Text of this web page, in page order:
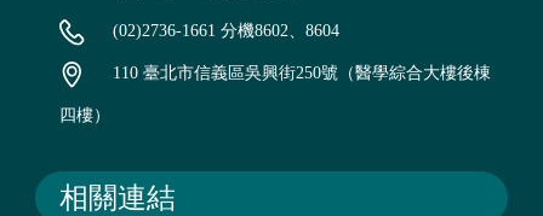
(02)2736-1661 分機8602、8604
110 臺北市信義區吳興街250號（醫學綜合大樓後棟
四樓）
相關連結